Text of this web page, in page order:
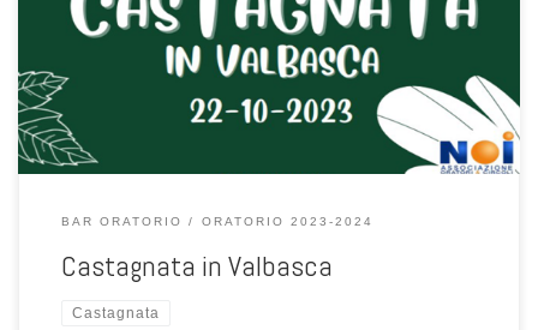
22 ottobre 2023
BAR ORATORIO ORATORIO 2023-2024
Castagnata in Valbasca
Castagnata